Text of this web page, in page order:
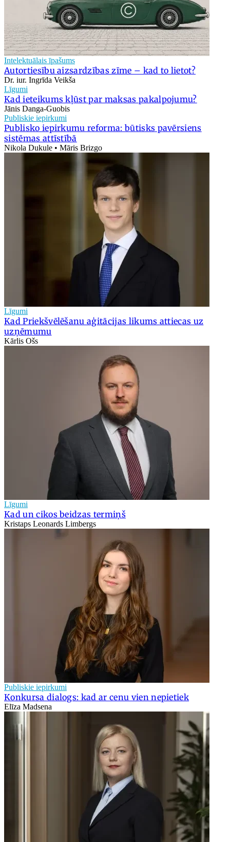
Intelektuālais īpašums
Autortiesību aizsardzības zīme – kad to lietot?
Dr. iur. Ingrīda Veikša
Līgumi
Kad ieteikums kļūst par maksas pakalpojumu?
Jānis Danga-Guobis
Publiskie iepirkumi
Publisko iepirkumu reforma: būtisks pavērsiens
sistēmas attīstībā
Nikola Dukule • Māris Brizgo
Līgumi
Kad Priekšvēlēšanu aģitācijas likums attiecas uz
uzņēmumu
Kārlis Ošs
Līgumi
Kad un cikos beidzas termiņš
Kristaps Leonards Limbergs
Publiskie iepirkumi
Konkursa dialogs: kad ar cenu vien nepietiek
Elīza Madsena